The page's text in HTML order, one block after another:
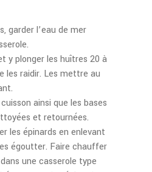
garder l’eau de mer
y plonger les huîtres 20 à
les raidir. Les mettre au
ainsi que les bases
et retournées.
les épinards en enlevant
égoutter. Faire chauffer
une casserole type